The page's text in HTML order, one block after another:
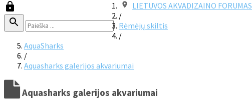
LIETUVOS AKVADIZAINO FORUMAS
/
Rėmėjų skiltis
/
AquaSharks
/
Aquasharks galerijos akvariumai
Aquasharks galerijos akvariumai